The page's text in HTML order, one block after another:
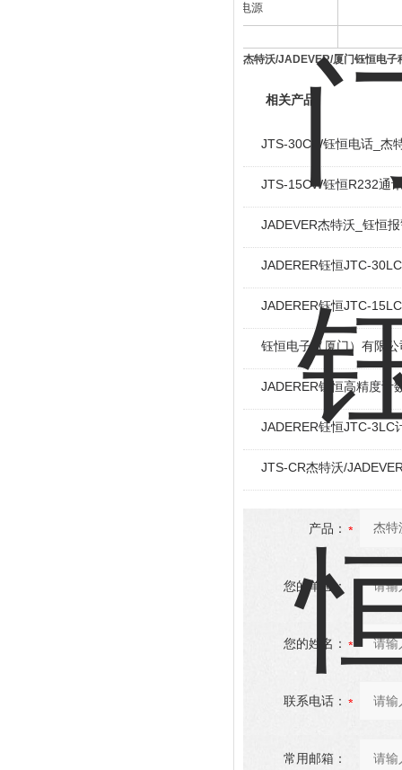
使用电源
杰特沃/JADEVER/厦门钰恒电子
相关产品
JTS-30CW钰恒电话_杰
JTS-15CW钰恒R232通
JADEVER杰特沃_钰恒
JADERER钰恒JTC-
JADERER钰恒JTC-
钰恒电子（厦门）有限
JADERER钰恒高精度计
JADERER钰恒JTC-3LC
JTS-CR杰特沃/
产品：
您的单位：
您的姓名：
联系电话：
常用邮箱：